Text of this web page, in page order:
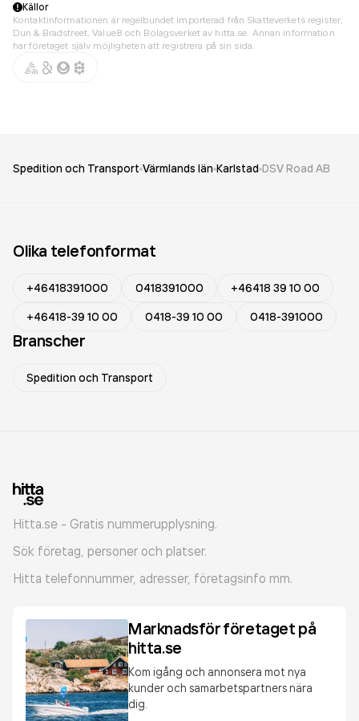
Källor
Kontaktinformationen är regelbundet importerad från Skatteverkets register,
Dun & Bradstreet, Value8 och Bolagsverket av hitta.se. Annan information
har företaget själv möjligheten att registrera på sin sida.
Spedition och Transport Värmlands län Karlstad DSV Road AB
Olika telefonformat
+46418391000 0418391000
+46418 39 10 00
+46418-39 10 00
0418-39 10 00 0418-391000
Branscher
Spedition och Transport
Hitta.se - Gratis nummerupplysning.
Sök företag, personer och platser.
Hitta telefonnummer, adresser, företagsinfo mm.
Marknadsför företaget på
hitta.se
Kom igång och annonsera mot nya
kunder och samarbetspartners nära
dig.